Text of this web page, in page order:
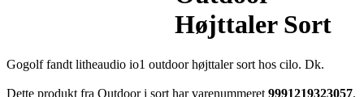
Højttaler Sort
Gogolf fandt litheaudio io1 outdoor højttaler sort hos cilo. Dk.
Dette produkt fra Outdoor i sort har varenummeret 9991219323057.